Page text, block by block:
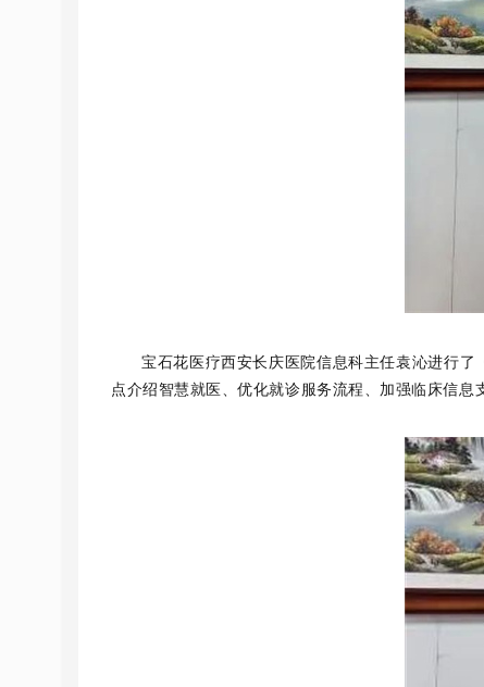
宝石花医疗西安长庆医院信息科主任袁沁进行
点介绍智慧就医、优化就诊服务流程、加强临床信息